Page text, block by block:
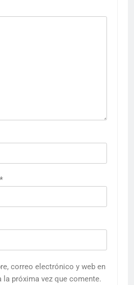
*
correo electrónico y web en
la próxima vez que comente.